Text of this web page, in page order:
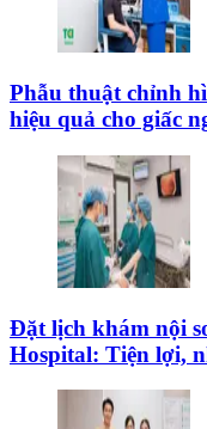
Phẫu thuật chỉnh
hiệu quả cho giấc
Đặt lịch khám nội
Hospital: Tiện lợi,